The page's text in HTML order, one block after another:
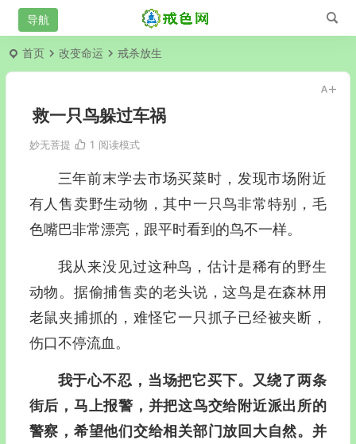
首页 改变命运 戒杀放生
救一只鸟躲过车祸
妙无菩提 1 阅读模式
三年前末学去市场买菜时，发现市场附近
有人售卖野生动物，其中一只鸟非常特别，毛
色嘴巴非常漂亮，跟平时看到的鸟不一样。
我从来没见过这种鸟，估计是稀有的野生
动物。据偷捕售卖的老头说，这鸟是在森林用
老鼠夹捕抓的，难怪它一只抓子已经被夹断，
伤口不停流血。
我于心不忍，当场把它买下。又绕了两条
街后，马上报警，并把这鸟交给附近派出所的
警察，希望他们交给相关部门放回大自然。并